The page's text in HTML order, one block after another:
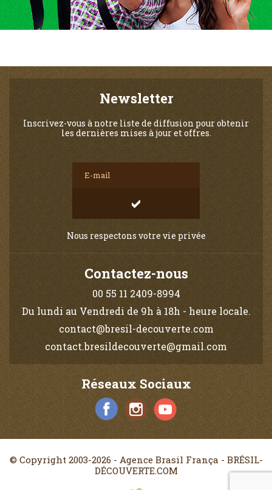
Newsletter
Inscrivez-vous à notre liste de diffusion pour obtenir
les dernières mises à jour et offres.
Nous respectons votre vie privée
Contactez-nous
00 55 11 2409-8994
Du lundi au Vendredi de 9h à 18h - heure locale.
contact@bresil-decouverte.com
contact.bresildecouverte@gmail.com
Réseaux Sociaux
© Copyright 2003-2026 - Agence Brasil França - BRÉSIL-
DÉCOUVERTE.COM